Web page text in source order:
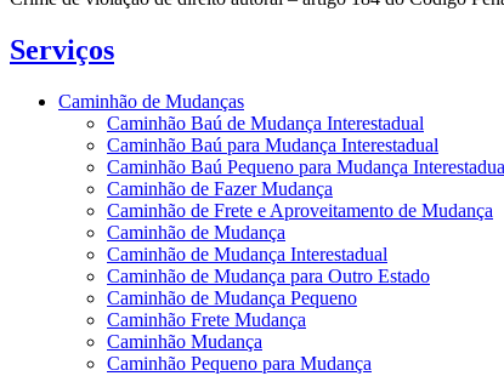
Serviços
Caminhão de Mudanças
Caminhão Baú de Mudança Interestadual
Caminhão Baú para Mudança Interestadual
Caminhão Baú Pequeno para Mudança
Caminhão de Fazer Mudança
Caminhão de Frete e Aproveitamento de Mudança
Caminhão de Mudança
Caminhão de Mudança Interestadual
Caminhão de Mudança para Outro Estado
Caminhão de Mudança Pequeno
Caminhão Frete Mudança
Caminhão Mudança
Caminhão Pequeno para Mudança